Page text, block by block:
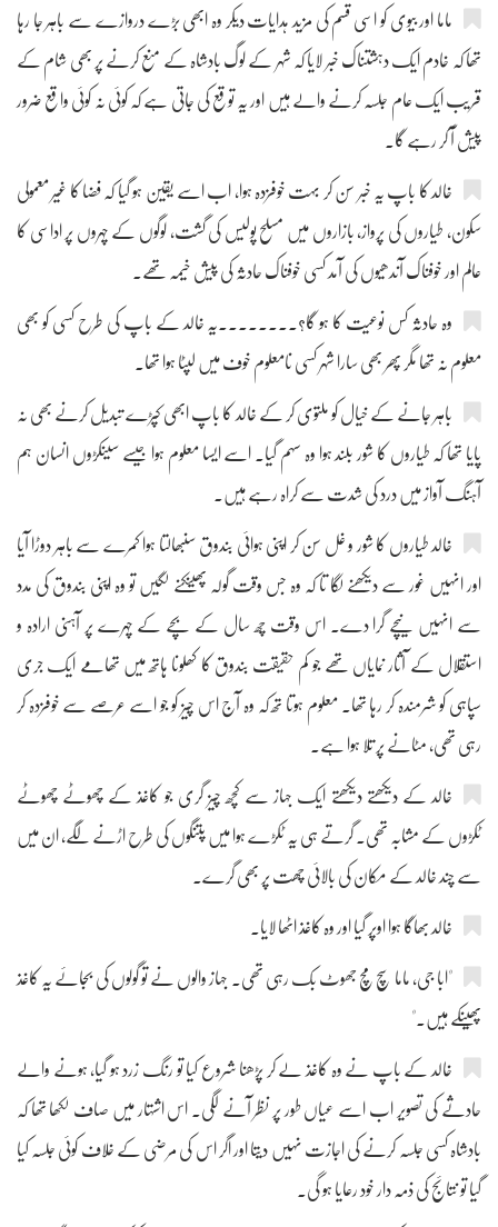
ماما اور بیوی کو اسی قسم کی مزید ہدایات دیکر وہ ابھی بڑے دروازے سے باہر جا رہا
تھا کہ خادم ایک دہشتناک خبر لایا کہ شہر کے لوگ بادشاہ کے منع کرنے پر بھی شام کے
قریب ایک عام جلسہ کرنے والے ہیں اور یہ توقع کی جاتی ہے کہ کوئی نہ کوئی واقع ضرور
پیش آ کر رہے گا۔
خالد کا باپ یہ خبر سن کر بہت خوفزدہ ہوا، اب اسے یقین ہو گیا کہ فضا کا غیر معمولی
سکون، طیاروں کی پرواز، بازاروں میں مسلح پولیس کی گشت، لوگوں کے چہروں پر اداسی کا
عالم اور خوفناک آندھیوں کی آمد کسی خوفناک حادثہ کی پیش خیمہ تھے۔
وہ حادثہ کس نوعیت کا ہو گا؟۔۔۔۔۔۔۔۔یہ خالد کے باپ کی طرح کسی کو بھی
معلوم نہ تھا مگر پھر بھی سارا شہر کسی نامعلوم خوف میں لپٹا ہوا تھا۔
باہر جانے کے خیال کو ملتوی کر کے خالد کا باپ ابھی کپڑے تبدیل کرنے بھی نہ
پایا تھا کہ طیاروں کا شور بلند ہوا وہ سہم گیا۔ اسے ایسا معلوم ہوا جیسے سینکڑوں انسان ہم
آہنگ آواز میں درد کی شدت سے کراہ رہے ہیں۔
خالد طیاروں کا شور و غل سن کر اپنی ہوائی بندوق سنبھالتا ہوا کمرے سے باہر دوڑا آیا
اور انہیں غور سے دیکھنے لگا تا کہ وہ جس وقت گولہ پھینکنے لگیں تو وہ اپنی بندوق کی مدد
سے انہیں نیچے گرا دے۔ اس وقت چھ سال کے بچے کے چہرے پر آہنی ارادہ و
استقلال کے آثار نمایاں تھے جو کم حقیقت بندوق کا کھلونا ہاتھ میں تھامے ایک جری
سپاہی کو شرمندہ کر رہا تھا۔ معلوم ہوتا تھ کہ وہ آج اس چیز کو جو اسے عرصے سے خوفزدہ کر
رہی تھی، مٹانے پر تلا ہوا ہے۔
خالد کے دیکھتے دیکھتے ایک جہاز سے کچھ چیز گری جو کاغذ کے چھوٹے چھوٹے
ٹکڑوں کے مشابہ تھی۔ گرتے ہی یہ ٹکڑے ہوا میں پتنگوں کی طرح اڑنے لگے، ان میں
سے چند خالد کے مکان کی بالائی چھت پر بھی گرے۔
خالد بھاگا ہوا اوپر گیا اور وہ کاغذ اٹھا لایا۔
"ابا جی، ماما سچ مچ جھوٹ بک رہی تھی۔ جہاز والوں نے تو گولوں کی بجائے یہ کاغذ
پھینکے ہیں۔"
خالد کے باپ نے وہ کاغذ لے کر پڑھنا شروع کیا تو رنگ زرد ہو گیا، ہونے والے
حادثے کی تصویر اب اسے عیاں طور پر نظر آنے لگی۔ اس اشتہار میں صاف لکھا تھا کہ
بادشاہ کسی جلسہ کرنے کی اجازت نہیں دیتا اور اگر اس کی مرضی کے خلاف کوئی جلسہ کیا
گیا تو نتائج کی ذمہ دار خود رعایا ہو گی۔